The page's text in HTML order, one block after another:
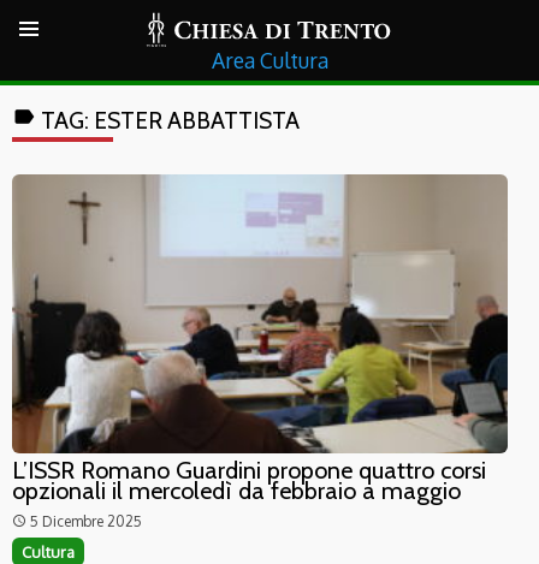
Cultura
label TAG: ESTER ABBATTISTA
L’ISSR Romano Guardini propone quattro corsi
opzionali il mercoledì da febbraio a maggio
access_time 5 Dicembre 2025
Cultura